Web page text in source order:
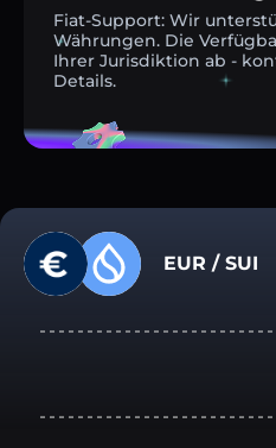
Fiat-Support: Wir
Währungen. Die
Ihrer Jurisdiktion ab -
Details.
EUR / SUI